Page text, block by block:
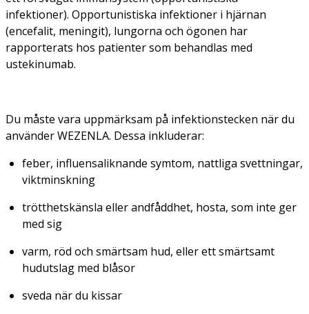
infektioner). Opportunistiska infektioner i hjärnan
(encefalit, meningit), lungorna och ögonen har
rapporterats hos patienter som behandlas med
ustekinumab.
Du måste vara uppmärksam på infektionstecken när du
använder WEZENLA. Dessa inkluderar:
feber, influensaliknande symtom, nattliga svettningar,
viktminskning
trötthetskänsla eller andfåddhet, hosta, som inte ger
med sig
varm, röd och smärtsam hud, eller ett smärtsamt
hudutslag med blåsor
sveda när du kissar